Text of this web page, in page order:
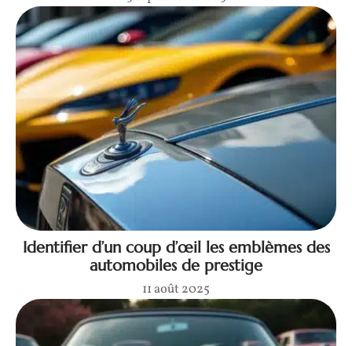
Identifier d’un coup d’œil les emblèmes des
automobiles de prestige
11 août 2025